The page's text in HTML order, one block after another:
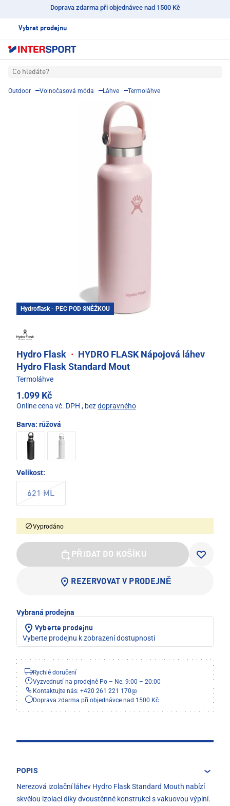
Doprava zdarma při objednávce nad 1500 Kč
Vybrat prodejnu
Co hledáte?
Outdoor Volnočasová móda Láhve Termoláhve
Hydroflask - PEC POD SNĚŽKOU
Hydro Flask · HYDRO FLASK Nápojová láhev
Hydro Flask Standard Mout
Termoláhve
1.099 Kč
Online cena vč. DPH , bezdopravného
Barva: růžová
Velikost:
621 ML
Vyprodáno
PŘIDAT DO KOŠÍKU
REZERVOVAT V PRODEJNĚ
Vybraná prodejna
Vyberte prodejnu
Vyberte prodejnu k zobrazení dostupnosti
Rychlé doručení
Vyzvednutí na prodejně Po – Ne: 9:00 – 20:00
Kontaktujte nás: +420 261 221 170@
Doprava zdarma při objednávce nad 1500 Kč
POPIS
Nerezová izolační láhev Hydro Flask Standard Mouth nabízí
skvělou izolaci díky dvoustěnné konstrukci s vakuovou výplní.